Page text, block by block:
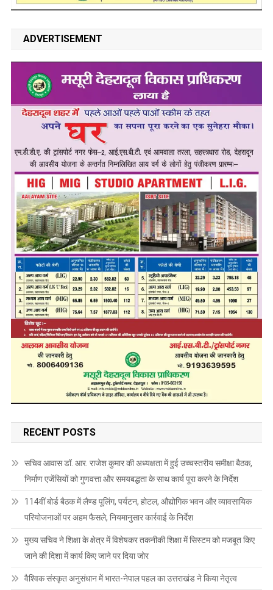
ADVERTISEMENT
RECENT POSTS
सचिव आवास डॉ. आर. राजेश कुमार की अध्यक्षता में हुई उच्चस्तरीय समीक्षा बैठक,
निर्माण एजेंसियों को गुणवत्ता और समयबद्धता के साथ कार्य पूरा करने के निर्देश
114वीं बोर्ड बैठक में लैण्ड पूलिंग, पर्यटन, होटल, औद्योगिक भवन और व्यावसायिक
परियोजनाओं पर अहम फैसले, नियमानुसार कार्रवाई के निर्देश
मुख्य सचिव ने शिक्षा के क्षेत्र में विशेषकर तकनीकी शिक्षा में सिस्टम को मजबूत किए
जाने की दिशा में कार्य किए जाने पर दिया जोर
वैश्विक संस्कृत अनुसंधान में भारत-नेपाल पहल का उत्तराखंड ने किया नेतृत्व